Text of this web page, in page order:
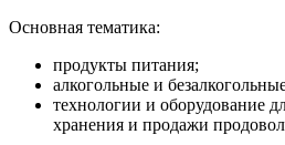
Основная тематика:
продукты питания;
алкогольные и
технологии и оборудование
хранения и продажи